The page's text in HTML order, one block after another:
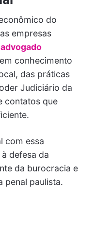
do
empresas
advogado
conhecimento
das práticas
Judiciário da
contatos que
com essa
defesa da
da burocracia e
penal paulista.